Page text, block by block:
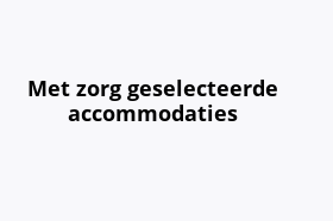
Met zorg geselecteerde
accommodaties